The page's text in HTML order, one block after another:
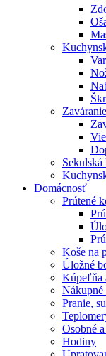
Zaváranie
Sekulská
Domácnosť
Prútené
Koše na
Úložné
Kúpeľňa
Nákupné
Pranie,
Osobné
Hodiny